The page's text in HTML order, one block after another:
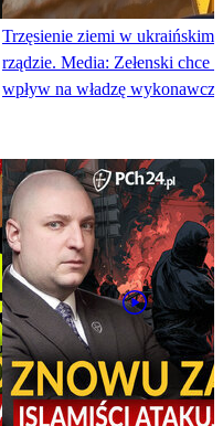
Trzęsienie ziemi w ukraińskim
rządzie. Media: Zełenski chce
wpływ na władzę wykonawczą